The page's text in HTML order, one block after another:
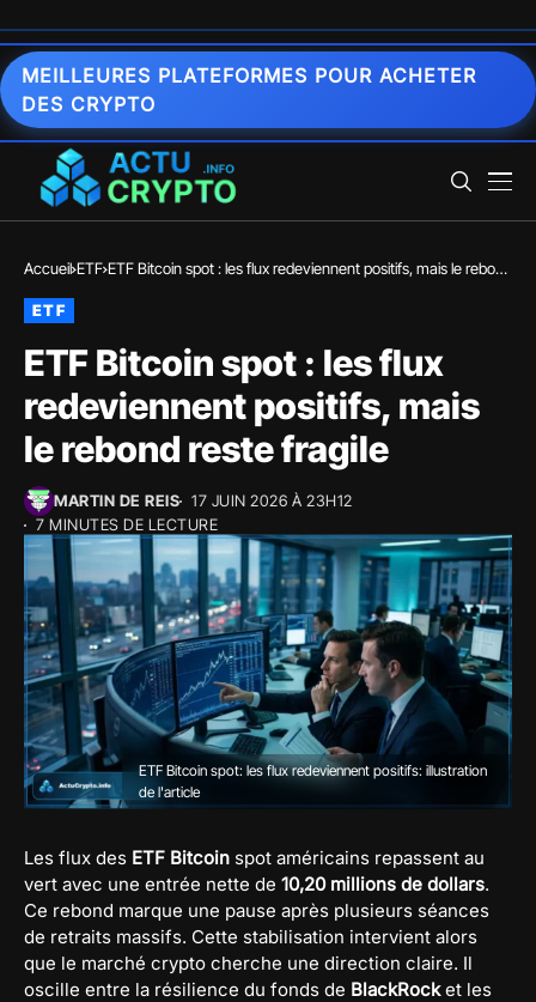
MEILLEURES PLATEFORMES POUR ACHETER
DES CRYPTO
Accueil ETF ETF Bitcoin spot : les flux redeviennent positifs, mais le rebond
ETF
ETF Bitcoin spot : les flux
redeviennent positifs, mais
le rebond reste fragile
MARTIN DE REIS
17 JUIN 2026 À 23H12
7 MINUTES DE LECTURE
ETF Bitcoin spot: les flux redeviennent positifs: illustration
de l'article
Les flux des ETF Bitcoin spot américains repassent au
vert avec une entrée nette de 10,20 millions de dollars.
Ce rebond marque une pause après plusieurs séances
de retraits massifs. Cette stabilisation intervient alors
que le marché crypto cherche une direction claire. Il
oscille entre la résilience du fonds de BlackRocket les